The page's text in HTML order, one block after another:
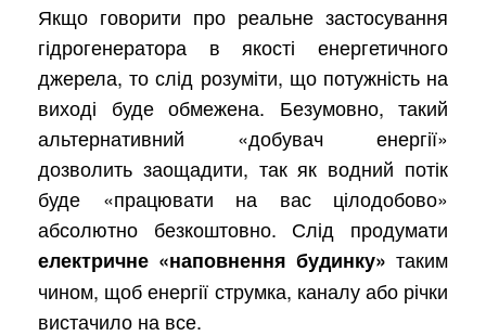
Якщо говорити про реальне застосування
гідрогенератора в якості енергетичного
джерела, то слід розуміти, що потужність на
виході буде обмежена. Безумовно, такий
альтернативний «добувач енергії»
дозволить заощадити, так як водний потік
буде «працювати на вас цілодобово»
абсолютно безкоштовно. Слід продумати
електричне «наповнення будинку» таким
чином, щоб енергії струмка, каналу або річки
вистачило на все.